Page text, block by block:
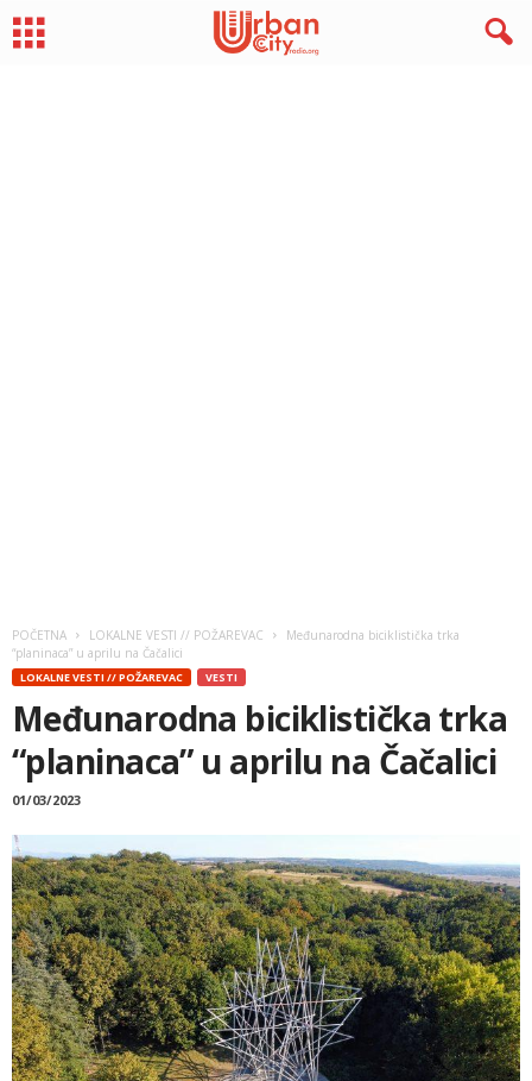
POČETNA LOKALNE VESTI // POŽAREVAC
Međunarodna biciklistička trka
“planinaca” u aprilu na Čačalici
LOKALNE VESTI // POŽAREVAC VESTI
Međunarodna biciklistička trka
“planinaca” u aprilu na Čačalici
01/03/2023